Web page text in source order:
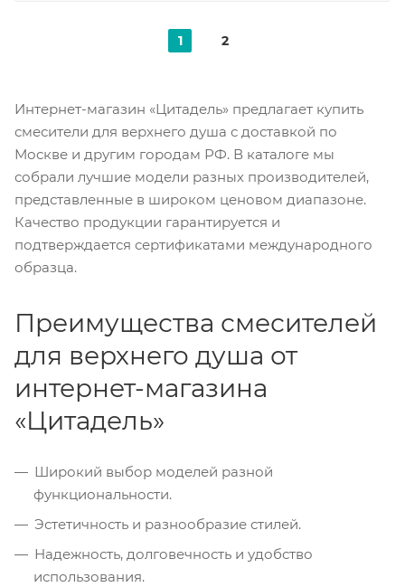
1 2
Интернет-магазин «Цитадель» предлагает купить
смесители для верхнего душа с доставкой по
Москве и другим городам РФ. В каталоге мы
собрали лучшие модели разных производителей,
представленные в широком ценовом диапазоне.
Качество продукции гарантируется и
подтверждается сертификатами международного
образца.
Преимущества смесителей
для верхнего душа от
интернет-магазина
«Цитадель»
Широкий выбор моделей разной
функциональности.
Эстетичность и разнообразие стилей.
Надежность, долговечность и удобство
использования.